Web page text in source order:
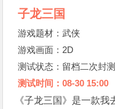
子龙三国
游戏题材：武侠
游戏画面：2D
测试状态：留档二次封测
测试时间：08-30 15:00
《子龙三国》是一款